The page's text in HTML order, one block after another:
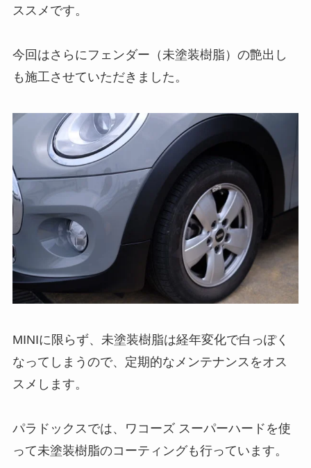
ススメです。
今回はさらにフェンダー（未塗装樹脂）の艶出し
も施工させていただきました。
MINIに限らず、未塗装樹脂は経年変化で白っぽく
なってしまうので、定期的なメンテナンスをオス
スメします。
パラドックスでは、ワコーズ スーパーハードを使
って未塗装樹脂のコーティングも行っています。